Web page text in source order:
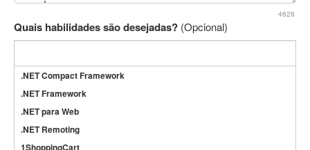
4628
Quais habilidades são desejadas? (Opcional)
.NET Compact Framework
.NET Framework
.NET para Web
.NET Remoting
1ShoppingCart